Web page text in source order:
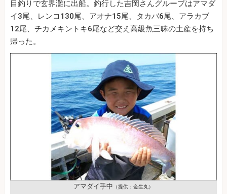
目釣りで玄界灘に出船。釣行した吉岡さんグループはアマダ
イ3尾、レンコ130尾、アオナ15尾、タカバ6尾、アラカブ
12尾、チカメキントキ6尾など交え高級魚三昧の土産を持ち
帰った。
アマダイ手中 （提供：金生丸）